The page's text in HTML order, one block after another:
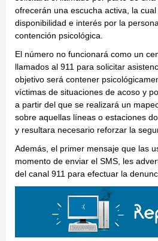
ofrecerán una escucha activa, la
disponibilidad e interés por la
contención psicológica.
El número no funcionará como un
llamados al 911 para solicitar
objetivo será contener
víctimas de situaciones de acoso y
a partir del que se realizará un
sobre aquellas líneas o estaciones
y resultara necesario reforzar la
Además, el primer mensaje que las
momento de enviar el SMS, les
del canal 911 para efectuar la